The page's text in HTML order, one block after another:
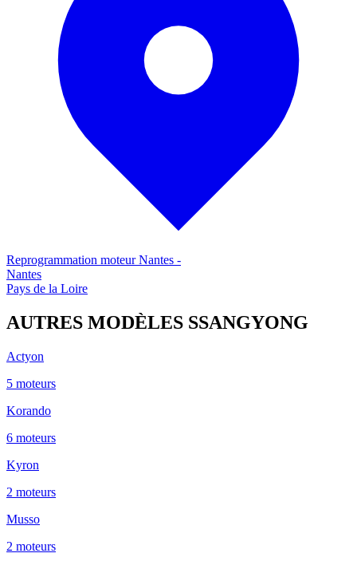
Reprogrammation moteurNantes -
Nantes
Pays de la Loire
AUTRES MODÈLES SSANGYONG
Actyon
5 moteurs
Korando
6 moteurs
Kyron
2 moteurs
Musso
2 moteurs